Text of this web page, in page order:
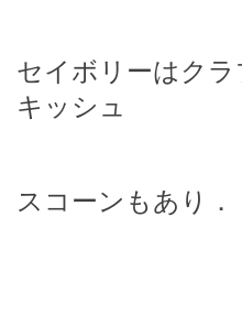
セイボリーはク
キッシュ
スコーンもあり．